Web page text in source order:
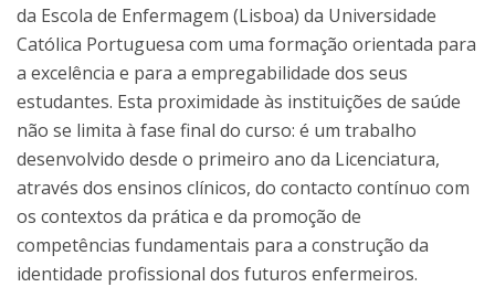
da Escola de Enfermagem (Lisboa) da Universidade
Católica Portuguesa com uma formação orientada para
a excelência e para a empregabilidade dos seus
estudantes. Esta proximidade às instituições de saúde
não se limita à fase final do curso: é um trabalho
desenvolvido desde o primeiro ano da Licenciatura,
através dos ensinos clínicos, do contacto contínuo com
os contextos da prática e da promoção de
competências fundamentais para a construção da
identidade profissional dos futuros enfermeiros.